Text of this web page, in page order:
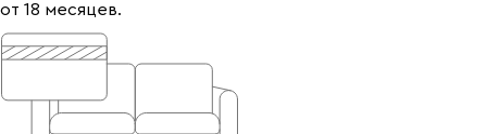
от 18 месяцев.